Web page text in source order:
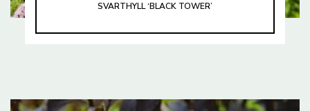
SVARTHYLL ‘BLACK TOWER’